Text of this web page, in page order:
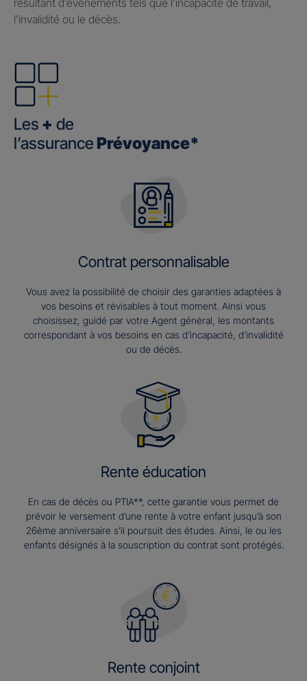
résultant d’événements tels que l’incapacité de travail,
l’invalidité ou le décès.
Les + de
l’assurance Prévoyance*
Contrat personnalisable
Vous avez la possibilité de choisir des garanties adaptées à
vos besoins et révisables à tout moment. Ainsi vous
choisissez, guidé par votre Agent général, les montants
correspondant à vos besoins en cas d’incapacité, d’invalidité
ou de décès.
Rente éducation
En cas de décès ou PTIA**, cette garantie vous permet de
prévoir le versement d’une rente à votre enfant jusqu’à son
26ème anniversaire s’il poursuit des études. Ainsi, le ou les
enfants désignés à la souscription du contrat sont protégés.
Rente conjoint